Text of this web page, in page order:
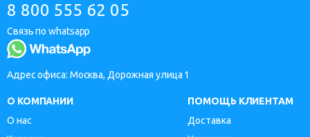
8 800 555 62 05
Связь по whatsapp
Адрес офиса: Москва, Дорожная улица 1
О КОМПАНИИ
О нас
ПОМОЩЬ КЛИЕНТАМ
Доставка